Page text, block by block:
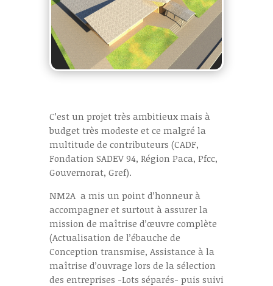
C’est un projet très ambitieux mais à
budget très modeste et ce malgré la
multitude de contributeurs (CADF,
Fondation SADEV 94, Région Paca, Pfcc,
Gouvernorat, Gref).
NM2A a mis un point d’honneur à
accompagner et surtout à assurer la
mission de maîtrise d’œuvre complète
(Actualisation de l’ébauche de
Conception transmise, Assistance à la
maîtrise d’ouvrage lors de la sélection
des entreprises -Lots séparés- puis suivi